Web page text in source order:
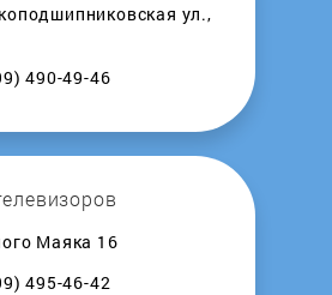
ул.,
490-49-46
Маяка 16
495-46-42